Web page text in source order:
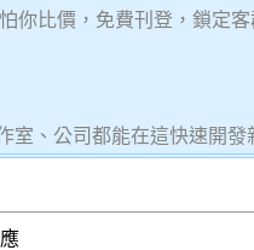
你比價，免費刊登，鎖定客
室、公司都能在這快速開發